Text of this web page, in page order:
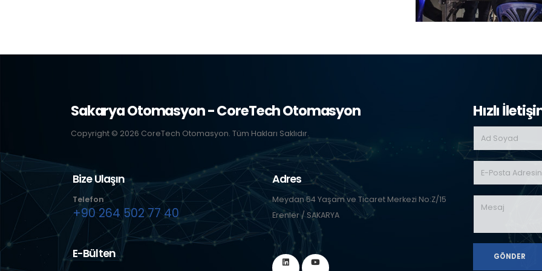
Sakarya Otomasyon - CoreTech Otomasyon
Copyright © 2026 CoreTech Otomasyon. Tüm Hakları Saklıdır.
Bize Ulaşın
Telefon
+90 264 502 77 40
Adres
Meydan 54 Yaşam ve Ticaret Merkezi No:Z/15
Erenler / SAKARYA
E-Bülten
Hızlı
GÖNDER